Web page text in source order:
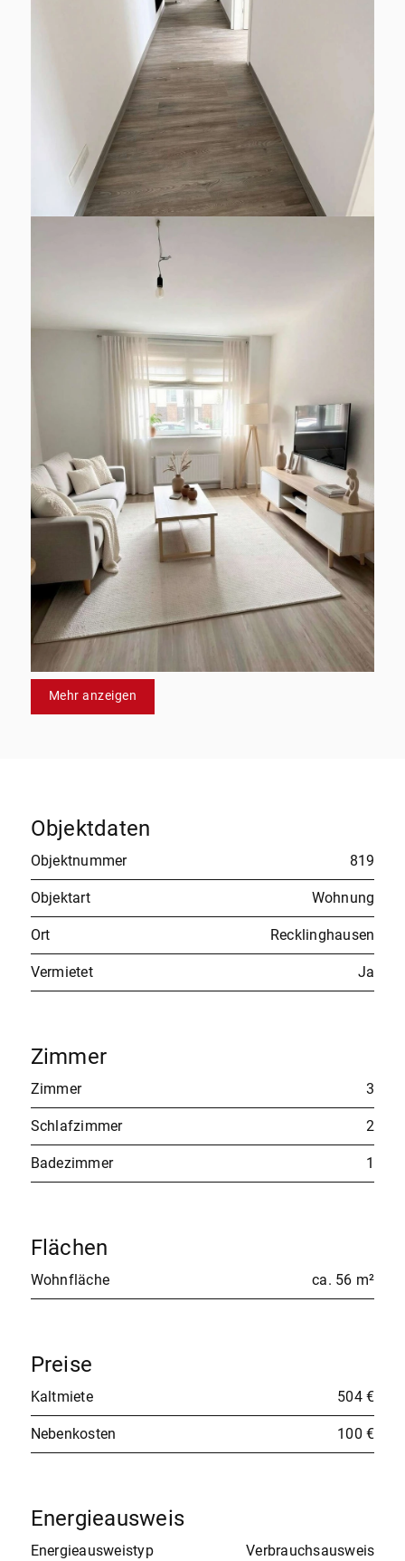
Mehr anzeigen
Objektdaten
Objektnummer 819
Objektart Wohnung
Ort Recklinghausen
Vermietet Ja
Zimmer
Zimmer 3
Schlafzimmer 2
Badezimmer 1
Flächen
Wohnfläche ca. 56 m²
Preise
Kaltmiete 504 €
Nebenkosten 100 €
Energieausweis
Energieausweistyp Verbrauchsausweis